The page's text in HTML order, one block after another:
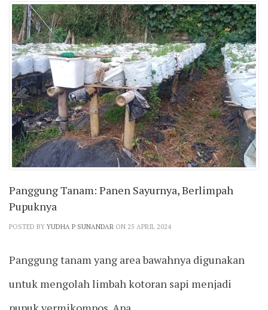
Panggung Tanam: Panen Sayurnya, Berlimpah
Pupuknya
POSTED BY YUDHA P SUNANDAR ON 25 APRIL 2024
Panggung tanam yang area bawahnya digunakan
untuk mengolah limbah kotoran sapi menjadi